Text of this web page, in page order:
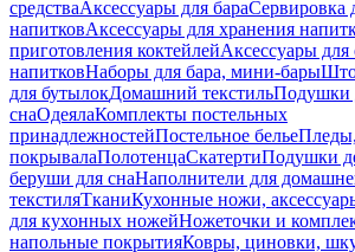
средстваАксессуары для бараСервировка
напитковАксессуары для хранения
приготовления коктейлейАксессуары
напитковНаборы для бара, мини-бары
для бутылокДомашний текстильПодушки
снаОдеялаКомплекты постельных
принадлежностейПостельное бельеПледы,
покрывалаПолотенцаСкатертиПодушки
беруши для снаНаполнители для
текстиляТканиКухонные ножи,
для кухонных ножейНожеточки и
напольные покрытияКовры, циновки,